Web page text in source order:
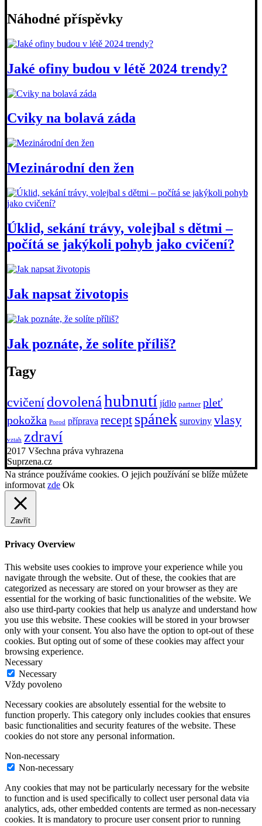
Náhodné příspěvky
Jaké ofiny budou v létě 2024 trendy?
Cviky na bolavá záda
Mezinárodní den žen
Úklid, sekání trávy, volejbal s dětmi –
počítá se jakýkoli pohyb jako cvičení?
Jak napsat životopis
Jak poznáte, že solíte příliš?
Tagy
cvičení dovolenáhubnutí jídlo partner pleť
pokožka Porod příprava recept spánek suroviny vlasy
vztah zdraví
2017 Všechna práva vyhrazena
Suprzena.cz
Na stránce používáme cookies. O jejich používání se blíže můžete
informovat zde Ok
Zavřít
Privacy Overview
This website uses cookies to improve your experience while you
navigate through the website. Out of these, the cookies that are
categorized as necessary are stored on your browser as they are
essential for the working of basic functionalities of the website. We
also use third-party cookies that help us analyze and understand how
you use this website. These cookies will be stored in your browser
only with your consent. You also have the option to opt-out of these
cookies. But opting out of some of these cookies may affect your
browsing experience.
Necessary
Necessary
Vždy povoleno
Necessary cookies are absolutely essential for the website to
function properly. This category only includes cookies that ensures
basic functionalities and security features of the website. These
cookies do not store any personal information.
Non-necessary
Non-necessary
Any cookies that may not be particularly necessary for the website
to function and is used specifically to collect user personal data via
analytics, ads, other embedded contents are termed as non-necessary
cookies. It is mandatory to procure user consent prior to running